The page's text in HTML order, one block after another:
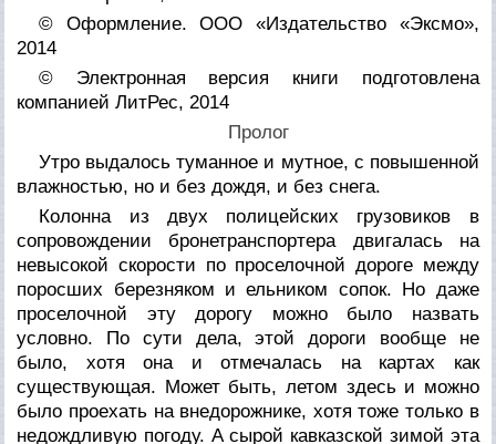
© Оформление. ООО «Издательство «Эксмо»,
2014
© Электронная версия книги подготовлена
компанией ЛитРес, 2014
Пролог
Утро выдалось туманное и мутное, с повышенной
влажностью, но и без дождя, и без снега.
Колонна из двух полицейских грузовиков в
сопровождении бронетранспортера двигалась на
невысокой скорости по проселочной дороге между
поросших березняком и ельником сопок. Но даже
проселочной эту дорогу можно было назвать
условно. По сути дела, этой дороги вообще не
было, хотя она и отмечалась на картах как
существующая. Может быть, летом здесь и можно
было проехать на внедорожнике, хотя тоже только в
недождливую погоду. А сырой кавказской зимой эта